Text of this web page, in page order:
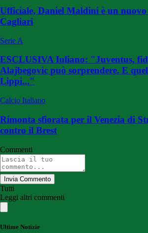
Ufficiale, Daniel Maldini è un nuovo
Cagliari
Serie A
ESCLUSIVA Iuliano: "Juventus,
Alajbegovic può sorprendere. E
Lippi..."
Calcio Italiano
Rimonta sfiorata per il Venezia di
contro il Brest
Commenti
Invia Commento
Tutti
Leggi altri commenti
Ultime Notizie